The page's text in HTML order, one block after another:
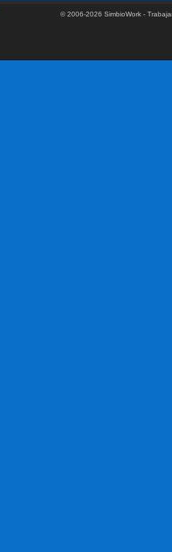
© 2006-2026 SimbioWork -